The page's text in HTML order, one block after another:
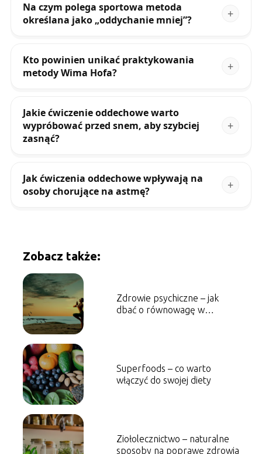
Na czym polega sportowa metoda
określana jako „oddychanie mniej”?
Kto powinien unikać praktykowania
metody Wima Hofa?
Jakie ćwiczenie oddechowe warto
wypróbować przed snem, aby szybciej
zasnąć?
Jak ćwiczenia oddechowe wpływają na
osoby chorujące na astmę?
Zobacz także:
Zdrowie psychiczne – jak
dbać o równowagę w
Superfoods – co warto
włączyć do swojej diety
Ziołolecznictwo – naturalne
sposoby na poprawę zdrowia